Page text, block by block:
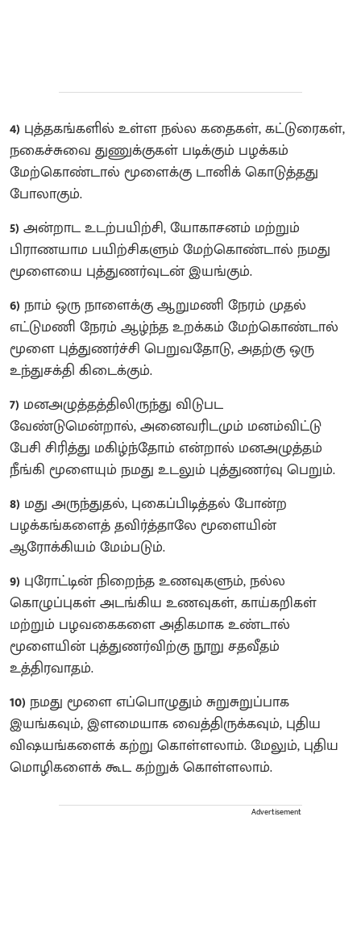
4) புத்தகங்களில் உள்ள நல்ல கதைகள், கட்டுரைகள்,
நகைச்சுவை துணுக்குகள் படிக்கும் பழக்கம்
மேற்கொண்டால் மூளைக்கு டானிக் கொடுத்தது
போலாகும்.
5) அன்றாட உடற்பயிற்சி, யோகாசனம் மற்றும்
பிராணயாம பயிற்சிகளும் மேற்கொண்டால் நமது
மூளையை புத்துணர்வுடன் இயங்கும்.
6) நாம் ஒரு நாளைக்கு ஆறுமணி நேரம் முதல்
எட்டுமணி நேரம் ஆழ்ந்த உறக்கம் மேற்கொண்டால்
மூளை புத்துணர்ச்சி பெறுவதோடு, அதற்கு ஒரு
உந்துசக்தி கிடைக்கும்.
7) மனஅழுத்தத்திலிருந்து விடுபட
வேண்டுமென்றால், அனைவரிடமும் மனம்விட்டு
பேசி சிரித்து மகிழ்ந்தோம் என்றால் மனஅழுத்தம்
நீங்கி மூளையும் நமது உடலும் புத்துணர்வு பெறும்.
8) மது அருந்துதல், புகைப்பிடித்தல் போன்ற
பழக்கங்களைத் தவிர்த்தாலே மூளையின்
ஆரோக்கியம் மேம்படும்.
9) புரோட்டின் நிறைந்த உணவுகளும், நல்ல
கொழுப்புகள் அடங்கிய உணவுகள், காய்கறிகள்
மற்றும் பழவகைகளை அதிகமாக உண்டால்
மூளையின் புத்துணர்விற்கு நூறு சதவீதம்
உத்திரவாதம்.
10) நமது மூளை எப்பொழுதும் சுறுசுறுப்பாக
இயங்கவும், இளமையாக வைத்திருக்கவும், புதிய
விஷயங்களைக் கற்று கொள்ளலாம். மேலும், புதிய
மொழிகளைக் கூட கற்றுக் கொள்ளலாம்.
Advertisement